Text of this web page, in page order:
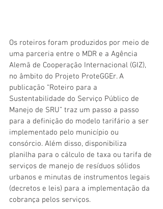
Os roteiros foram produzidos por meio de
uma parceria entre o MDR e a Agência
Alemã de Cooperação Internacional (GIZ),
no âmbito do Projeto ProteGGEr. A
publicação “Roteiro para a
Sustentabilidade do Serviço Público de
Manejo de SRU” traz um passo a passo
para a definição do modelo tarifário a ser
implementado pelo município ou
consórcio. Além disso, disponibiliza
planilha para o cálculo de taxa ou tarifa de
serviços de manejo de resíduos sólidos
urbanos e minutas de instrumentos legais
(decretos e leis) para a implementação da
cobrança pelos serviços.